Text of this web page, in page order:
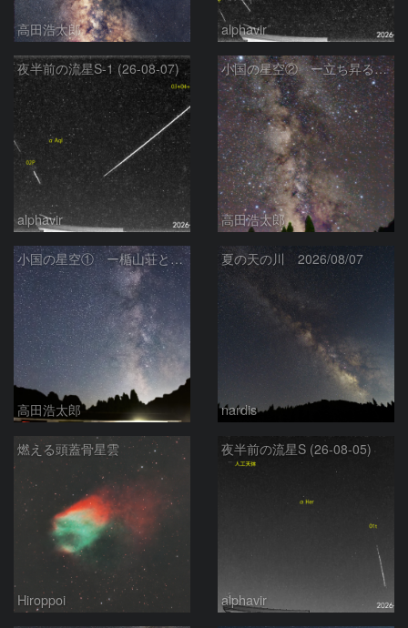
高田浩太郎 alphavir
夜半前の流星S-1 (26-08-07)
alphavir
小国の星空② ー立ち昇る天の川ー
高田浩太郎
小国の星空① ー楯山荘と天の川ー
高田浩太郎
夏の天の川 2026/08/07
nardis
燃える頭蓋骨星雲
Hiroppoi
夜半前の流星S (26-08-05)
alphavir